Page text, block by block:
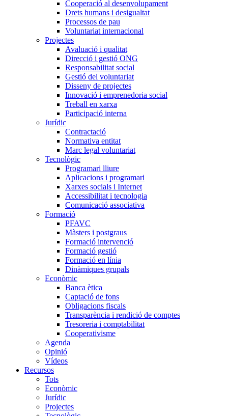
Cooperació al desenvolupament
Drets humans i desigualtat
Processos de pau
Voluntariat internacional
Projectes
Avaluació i qualitat
Direcció i gestió ONG
Responsabilitat social
Gestió del voluntariat
Disseny de projectes
Innovació i emprenedoria social
Treball en xarxa
Participació interna
Jurídic
Contractació
Normativa entitat
Marc legal voluntariat
Tecnològic
Programari lliure
Aplicacions i programari
Xarxes socials i Internet
Accessibilitat i tecnologia
Comunicació associativa
Formació
PFAVC
Màsters i postgraus
Formació intervenció
Formació gestió
Formació en línia
Dinàmiques grupals
Econòmic
Banca ètica
Captació de fons
Obligacions fiscals
Transparència i rendició de comptes
Tresoreria i comptabilitat
Cooperativisme
Agenda
Opinió
Vídeos
Recursos
Tots
Econòmic
Jurídic
Projectes